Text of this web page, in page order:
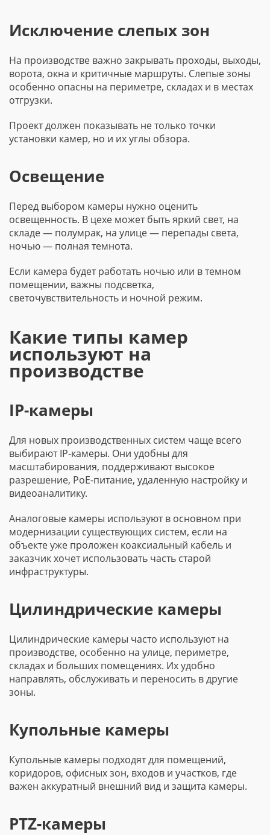
Исключение слепых зон
На производстве важно закрывать проходы, выходы,
ворота, окна и критичные маршруты. Слепые зоны
особенно опасны на периметре, складах и в местах
отгрузки.
Проект должен показывать не только точки
установки камер, но и их углы обзора.
Освещение
Перед выбором камеры нужно оценить
освещенность. В цехе может быть яркий свет, на
складе — полумрак, на улице — перепады света,
ночью — полная темнота.
Если камера будет работать ночью или в темном
помещении, важны подсветка,
светочувствительность и ночной режим.
Какие типы камер
используют на
производстве
IP-камеры
Для новых производственных систем чаще всего
выбирают IP-камеры. Они удобны для
масштабирования, поддерживают высокое
разрешение, PoE-питание, удаленную настройку и
видеоаналитику.
Аналоговые камеры используют в основном при
модернизации существующих систем, если на
объекте уже проложен коаксиальный кабель и
заказчик хочет использовать часть старой
инфраструктуры.
Цилиндрические камеры
Цилиндрические камеры часто используют на
производстве, особенно на улице, периметре,
складах и больших помещениях. Их удобно
направлять, обслуживать и переносить в другие
зоны.
Купольные камеры
Купольные камеры подходят для помещений,
коридоров, офисных зон, входов и участков, где
важен аккуратный внешний вид и защита камеры.
PTZ-камеры